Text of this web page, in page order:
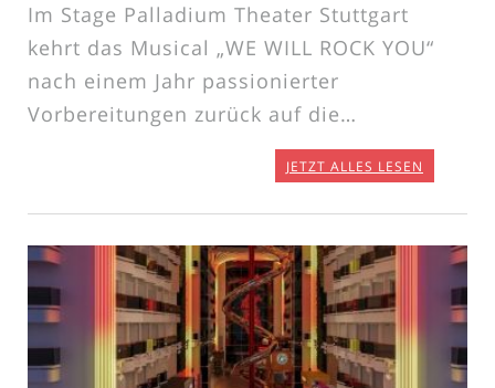
Im Stage Palladium Theater Stuttgart
kehrt das Musical „WE WILL ROCK YOU“
nach einem Jahr passionierter
Vorbereitungen zurück auf die…
JETZT ALLES LESEN